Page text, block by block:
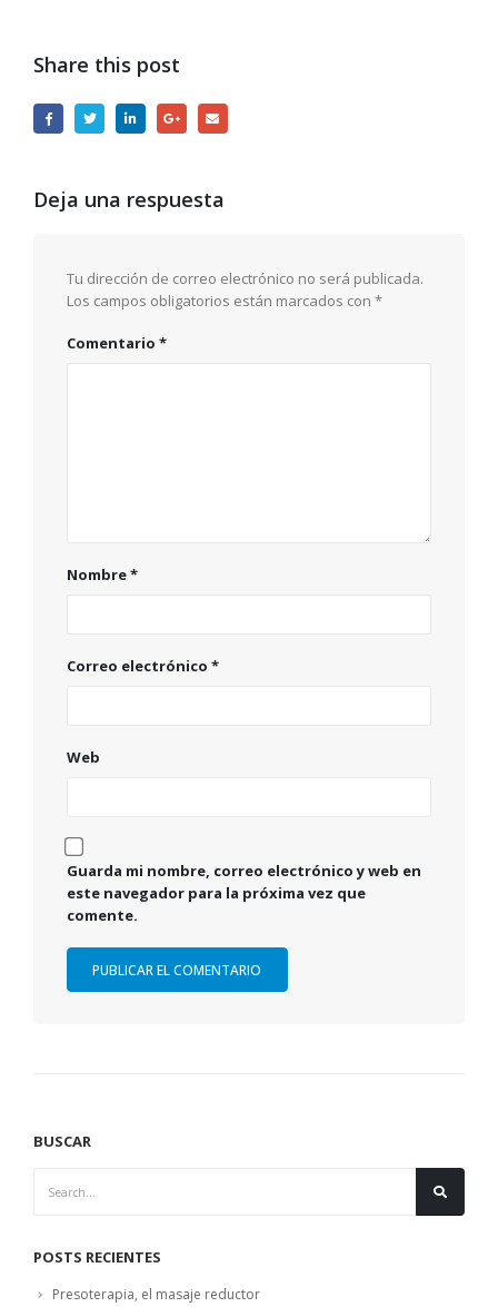
BUSCAR
POSTS RECIENTES
Presoterapia, el masaje reductor
Share this post
Deja una respuesta
Tu dirección de correo electrónico no será publicada.
Los campos obligatorios están marcados con *
Comentario *
Nombre*
Correo electrónico *
Web
Guarda mi nombre, correo electrónico y web en
este navegador para la próxima vez que
comente.